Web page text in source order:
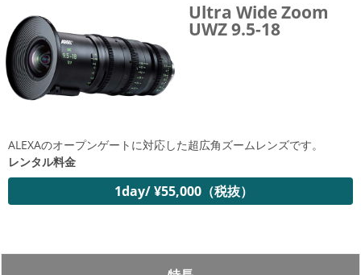
Ultra Wide Zoom
UWZ 9.5-18
ALEXAのオープンゲートに対応した超広角ズームレンズです。
レンタル料金
1day/ ¥55,000（税抜）